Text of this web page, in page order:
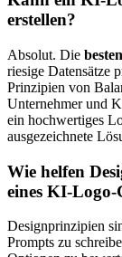
erstellen?
Absolut. Die
riesige Datensätze
Prinzipien von
Unternehmer und
ein hochwertiges
ausgezeichnete
Wie helfen
eines KI-Logo-
Designprinzipien
Prompts zu